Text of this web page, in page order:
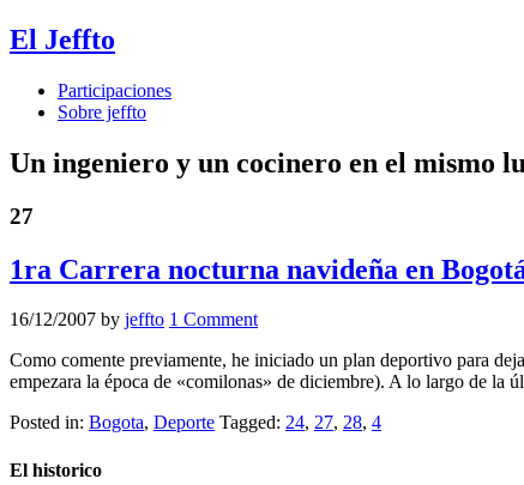
El Jeffto
Participaciones
Sobre jeffto
Un ingeniero y un cocinero en el mismo
27
1ra Carrera nocturna navideña en
16/12/2007 by jeffto 1 Comment
Como comente previamente, he iniciado un plan deportivo para
empezara la época de «comilonas» de diciembre). A lo largo de la
Posted in: Bogota, Deporte Tagged: 24, 27, 28, 4
El historico